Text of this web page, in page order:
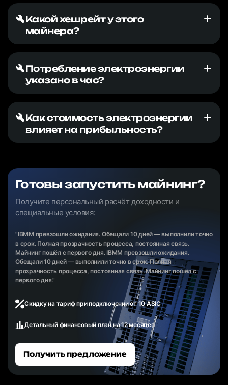
Какой хешрейт у этого
майнера?
Потребление электроэнергии
указано в час?
Как стоимость электроэнергии
влияет на прибыльность?
Готовы запустить майнинг?
Получите персональный расчёт доходности и
специальные условия:
"IBMM превзошли ожидания. Обещали 10 дней — выполнили точно
в срок. Полная прозрачность процесса, постоянная связь.
Майнинг пошёл с первого дня. IBMM превзошли ожидания.
Обещали 10 дней — выполнили точно в срок. Полная
прозрачность процесса, постоянная связь. Майнинг пошёл с
первого дня."
Скидку на тариф при подключении от 10 ASIC
Детальный финансовый план на 12 месяцев
Получить предложение